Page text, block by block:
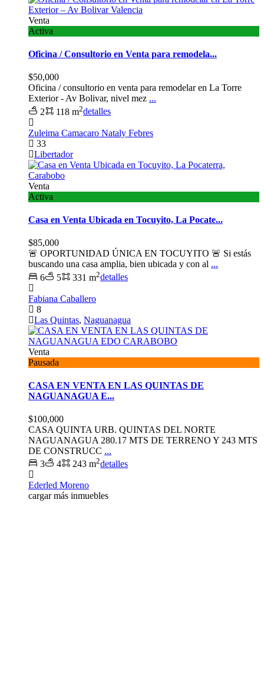
Venta
Activa
Oficina / Consultorio en Venta para remodela...
$50,000
Oficina / consultorio en venta para remodelar en La Torre
Exterior - Av Bolivar, nivel mez ...
2
118 m2detalles
Zuleima Camacaro Nataly Febres
33
Libertador
Venta
Activa
Casa en Venta Ubicada en Tocuyito, La Pocate...
$85,000
🚨 OPORTUNIDAD ÚNICA EN TOCUYITO 🚨 Si estás
buscando una casa amplia, bien ubicada y con al ...
6
5 331 m2detalles
Fabiana Caballero
8
Las Quintas, Naguanagua
Venta
Pausada
CASA EN VENTA EN LAS QUINTAS DE
NAGUANAGUA E...
$100,000
CASA QUINTA URB. QUINTAS DEL NORTE
NAGUANAGUA 280.17 MTS DE TERRENO Y 243 MTS
DE CONSTRUCC ...
3
4 243 m2detalles
Ederled Moreno
cargar más inmuebles